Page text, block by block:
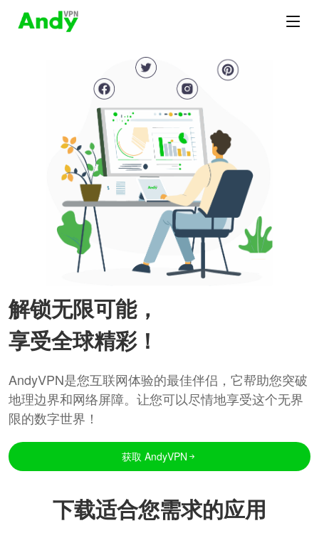
解锁无限可能，
享受全球精彩！
AndyVPN是您互联网体验的最佳伴侣，它帮助您突破
地理边界和网络屏障。让您可以尽情地享受这个无界
限的数字世界！
获取 AndyVPN
下载适合您需求的应用